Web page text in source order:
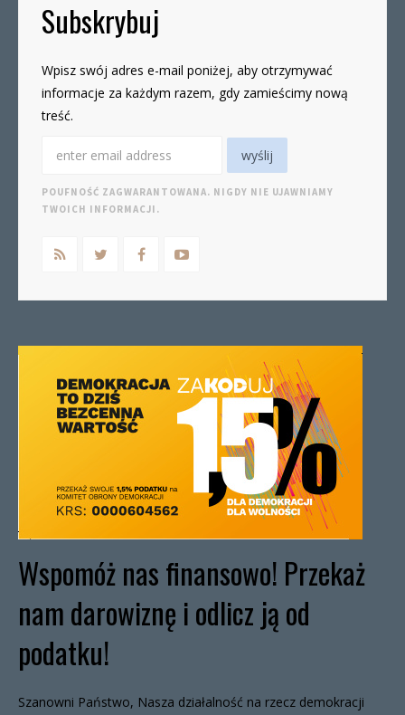
Subskrybuj
Wpisz swój adres e-mail poniżej, aby otrzymywać
informacje za każdym razem, gdy zamieścimy nową
treść.
POUFNOŚĆ ZAGWARANTOWANA. NIGDY NIE UJAWNIAMY
TWOICH INFORMACJI.
Wspomóż nas finansowo! Przekaż
nam darowiznę i odlicz ją od
podatku!
Szanowni Państwo, Nasza działalność na rzecz demokracji